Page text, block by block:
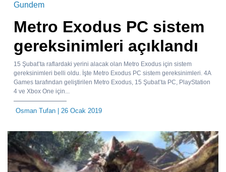
Gundem
Metro Exodus PC sistem
gereksinimleri açıklandı
15 Şubat’ta raflardaki yerini alacak olan Metro Exodus için sistem
gereksinimleri belli oldu. İşte Metro Exodus PC sistem gereksinimleri. 4A
Games tarafından geliştirilen Metro Exodus, 15 Şubat’ta PC, PlayStation
4 ve Xbox One için...
Osman Tufan | 26 Ocak 2019